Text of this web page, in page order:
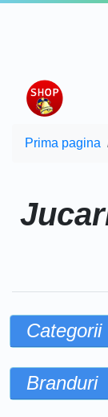
Prima pagina
Categorii
Branduri